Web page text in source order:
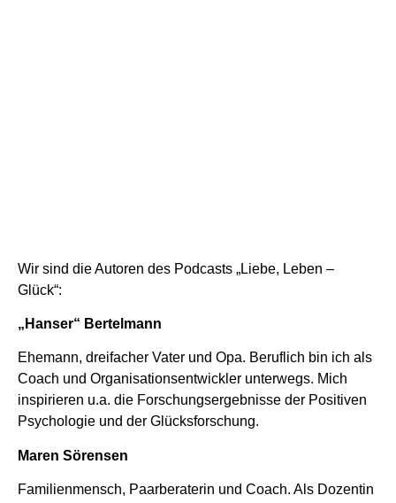
Wir sind die Autoren des Podcasts „Liebe, Leben –
Glück“:
„Hanser“ Bertelmann
Ehemann, dreifacher Vater und Opa. Beruflich bin ich als
Coach und Organisationsentwickler unterwegs. Mich
inspirieren u.a. die Forschungsergebnisse der Positiven
Psychologie und der Glücksforschung.
Maren Sörensen
Familienmensch, Paarberaterin und Coach. Als Dozentin